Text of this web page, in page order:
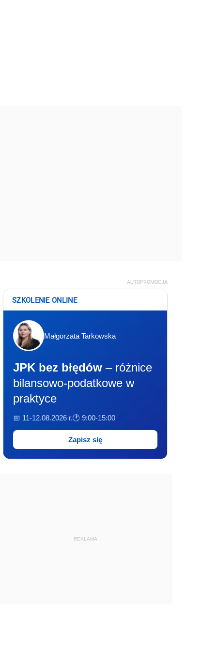
AUTOPROMOCJA
SZKOLENIE ONLINE
Małgorzata Tarkowska
JPK bez błędów – różnice
bilansowo-podatkowe w
praktyce
📅 11-12.08.2026 r.🕐 9:00-15:00
Zapisz się
REKLAMA